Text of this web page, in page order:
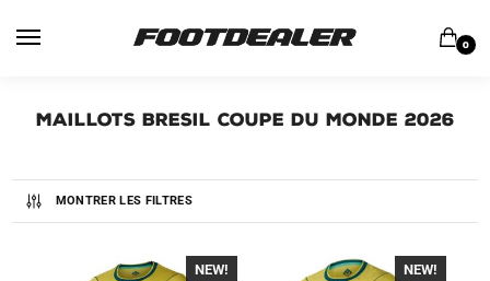
0
Maillots Bresil Coupe du Monde 2026
MONTRER LES FILTRES
-40%
NEW! -40%
NEW!